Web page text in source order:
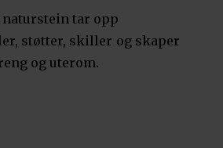
tar opp
støtter, skiller og skaper
og uterom.